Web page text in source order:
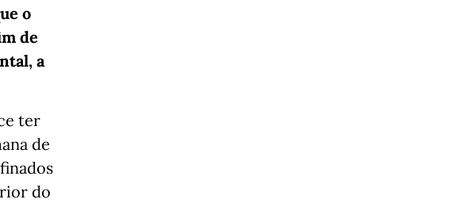
o
de
a
ter
de
do